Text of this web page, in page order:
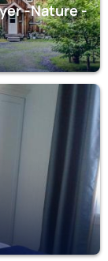
-Nature -